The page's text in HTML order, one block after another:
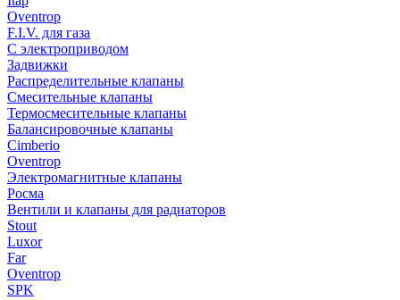
Oventrop
F.I.V. для газа
С электроприводом
Задвижки
Распределительные клапаны
Cмесительные клапаны
Термосмесительные клапаны
Балансировочные клапаны
Cimberio
Oventrop
Электромагнитные клапаны
Росма
Вентили и клапаны для радиаторов
Stout
Luxor
Far
Oventrop
SPK